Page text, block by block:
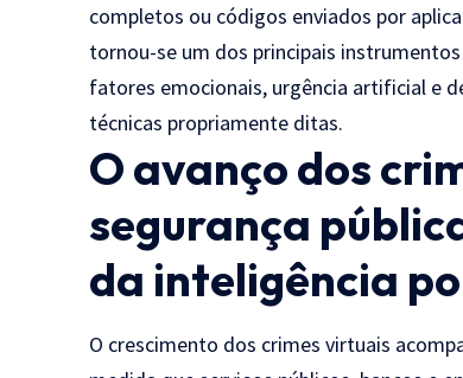
completos ou códigos enviados por
tornou-se um dos principais
fatores emocionais, urgência artificial e
técnicas propriamente ditas.
O avanço dos
segurança
da inteligência
O crescimento dos crimes virtuais